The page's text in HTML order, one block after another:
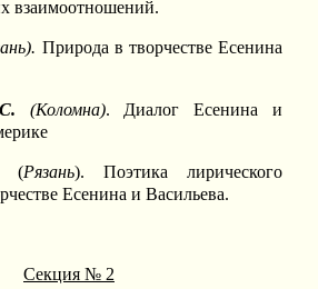
взаимоотношений.
Природа в творчестве Есенина
(Коломна). Диалог Есенина и
(Рязань). Поэтика лирического
Есенина и Васильева.
Секция № 2